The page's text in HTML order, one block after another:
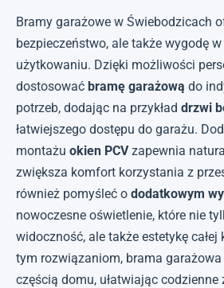
Bramy garażowe w Świebodzicach
bezpieczeństwo, ale także wygodę
użytkowaniu. Dzięki możliwości
dostosować bramę garażową do
potrzeb, dodając na przykład drzwi
łatwiejszego dostępu do garażu.
montażu okien PCVzapewnia
zwiększa komfort korzystania z
również pomyśleć o dodatkowym
nowoczesne oświetlenie, które nie
widoczność, ale także estetykę
tym rozwiązaniom, brama
częścią domu, ułatwiając codzienne